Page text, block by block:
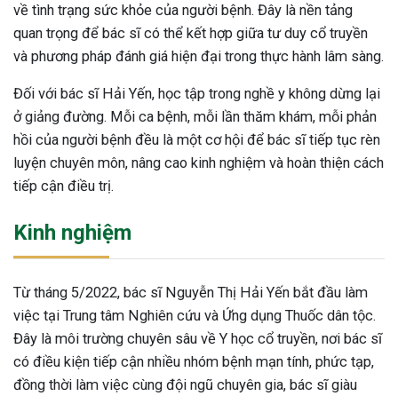
Sau Sinh Có Tự Khỏi
Thông Tin Cần Biết
phổ biến, khiến đôi bàn tay,
của chị em trở nên khô...
về tình trạng sức khỏe của người bệnh. Đây là nền tảng
quan trọng để bác sĩ có thể kết hợp giữa tư duy cổ truyền
và phương pháp đánh giá hiện đại trong thực hành lâm sàng.
Đối với bác sĩ Hải Yến, học tập trong nghề y không dừng lại
ở giảng đường. Mỗi ca bệnh, mỗi lần thăm khám, mỗi phản
hồi của người bệnh đều là một cơ hội để bác sĩ tiếp tục rèn
luyện chuyên môn, nâng cao kinh nghiệm và hoàn thiện cách
tiếp cận điều trị.
Kinh nghiệm
Từ tháng 5/2022, bác sĩ Nguyễn Thị Hải Yến bắt đầu làm
việc tại Trung tâm Nghiên cứu và Ứng dụng Thuốc dân tộc.
Đây là môi trường chuyên sâu về Y học cổ truyền, nơi bác sĩ
có điều kiện tiếp cận nhiều nhóm bệnh mạn tính, phức tạp,
đồng thời làm việc cùng đội ngũ chuyên gia, bác sĩ giàu